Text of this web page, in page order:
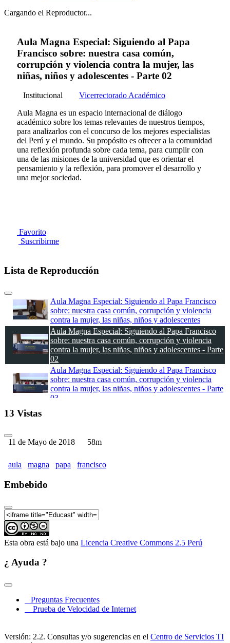
Cargando el Reproductor...
Aula Magna Especial: Siguiendo al Papa
Francisco sobre: nuestra casa común,
corrupción y violencia contra la mujer, las
niñas, niños y adolescentes - Parte 02
Institucional
Vicerrectorado Académico
Aula Magna es un espacio internacional de diálogo
académico sobre los temas relevantes de nuestros tiempos,
para analizarlos con el concurso de los mejores especialistas
del Perú y el mundo. Su propósito es ofrecer a la comunidad
una reflexión profunda sobre cada tema, para cumplir con
una de las misiones de la universidad que es orientar el
pensamiento y la reflexión, para promover el desarrollo y
una mejor sociedad.
Favorito
Suscribirme
Lista de Reproducción
Aula Magna Especial: Siguiendo al Papa Francisco
sobre: nuestra casa común, corrupción y violencia
contra la mujer, las niñas, niños y adolescentes
Aula Magna Especial: Siguiendo al Papa Francisco
sobre: nuestra casa común, corrupción y violencia
contra la mujer, las niñas, niños y adolescentes - Parte
02
Aula Magna Especial: Siguiendo al Papa Francisco
sobre: nuestra casa común, corrupción y violencia
contra la mujer, las niñas, niños y adolescentes - Parte
03
13 Vistas
11 de Mayo de 2018 58m
aula magna papa francisco
Embebido
Esta obra está bajo una Licencia Creative Commons 2.5 Perú
¿ Ayuda ?
Preguntas Frecuentes
Prueba de Velocidad de Internet
Versión: 2.2. Consultas y/o sugerencias en el Centro de Servicios TI